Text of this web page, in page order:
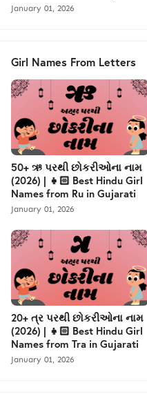
January 01, 2026
Girl Names From Letters
50+ ઋ પરથી છોકરીઓના નામ
(2026) | 👧🏻 Best Hindu Girl
Names from Ru in Gujarati
January 01, 2026
20+ ત્ર પરથી છોકરીઓના નામ
(2026) | 👧🏻 Best Hindu Girl
Names from Tra in Gujarati
January 01, 2026